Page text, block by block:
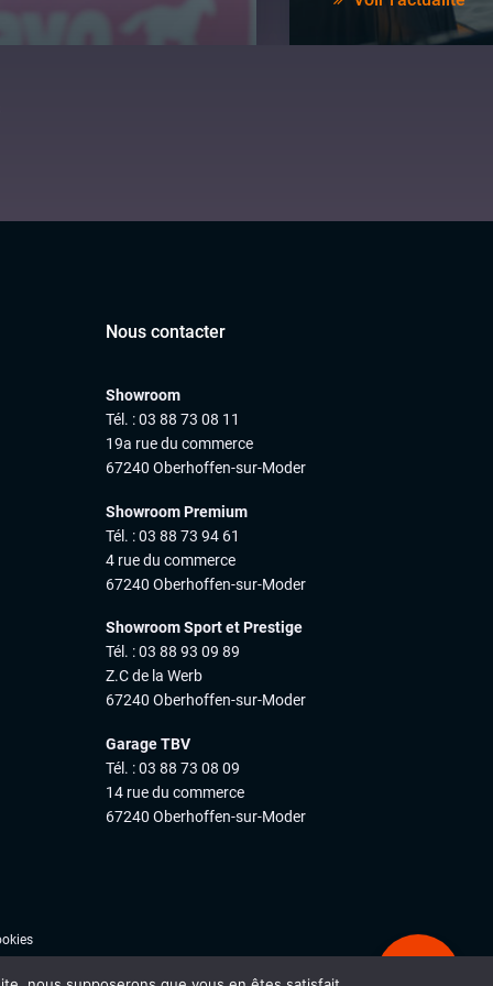
Nous contacter
Showroom
Tél. : 03 88 73 08 11
19a rue du commerce
67240 Oberhoffen-sur-Moder
Showroom Premium
Tél. : 03 88 73 94 61
4 rue du commerce
67240 Oberhoffen-sur-Moder
Showroom Sport et Prestige
Tél. : 03 88 93 09 89
Z.C de la Werb
67240 Oberhoffen-sur-Moder
Garage TBV
Tél. : 03 88 73 08 09
14 rue du commerce
67240 Oberhoffen-sur-Moder